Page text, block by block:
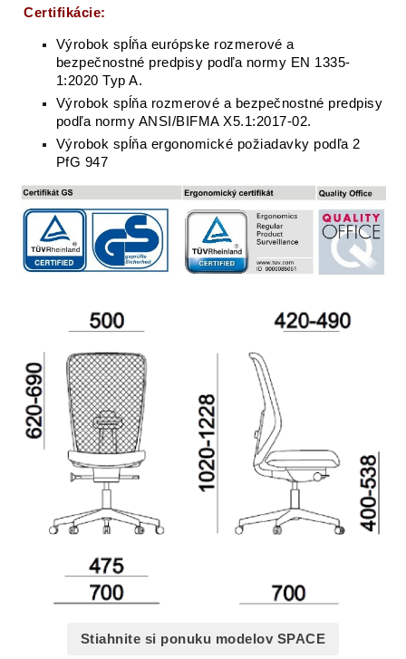
Certifikácie:
Výrobok spĺňa európske rozmerové a
bezpečnostné predpisy podľa normy EN 1335-
1:2020 Typ A.
Výrobok spĺňa rozmerové a bezpečnostné predpisy
podľa normy ANSI/BIFMA X5.1:2017-02.
Výrobok spĺňa ergonomické požiadavky podľa 2
PfG 947
Stiahnite si ponuku modelov SPACE